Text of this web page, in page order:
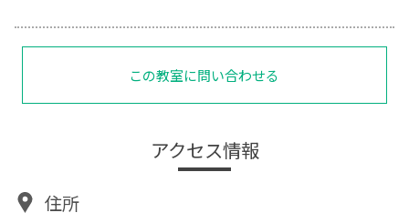
この教室に問い合わせる
アクセス情報
住所